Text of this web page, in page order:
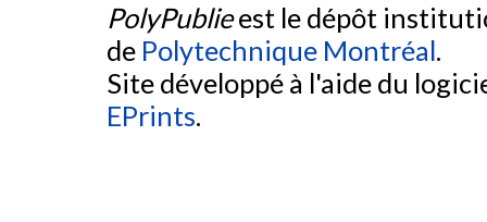
PolyPublieest le dépôt
de Polytechnique Montréal.
Site développé à l'aide du
EPrints.